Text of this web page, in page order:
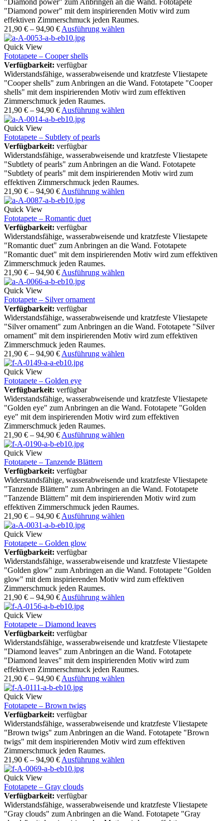
"Diamond power" zum Anbringen an die Wand. Fototapete
"Diamond power" mit dem inspirierenden Motiv wird zum
effektiven Zimmerschmuck jeden Raumes.
21,90 € – 94,90 € Ausführung wählen
Quick View
Fototapete – Cooper shells
Verfügbarkeit: verfügbar
Widerstandsfähige, wasserabweisende und kratzfeste Vliestapete
"Cooper shells" zum Anbringen an die Wand. Fototapete "Cooper
shells" mit dem inspirierenden Motiv wird zum effektiven
Zimmerschmuck jeden Raumes.
21,90 € – 94,90 € Ausführung wählen
Quick View
Fototapete – Subtlety of pearls
Verfügbarkeit: verfügbar
Widerstandsfähige, wasserabweisende und kratzfeste Vliestapete
"Subtlety of pearls" zum Anbringen an die Wand. Fototapete
"Subtlety of pearls" mit dem inspirierenden Motiv wird zum
effektiven Zimmerschmuck jeden Raumes.
21,90 € – 94,90 € Ausführung wählen
Quick View
Fototapete – Romantic duet
Verfügbarkeit: verfügbar
Widerstandsfähige, wasserabweisende und kratzfeste Vliestapete
"Romantic duet" zum Anbringen an die Wand. Fototapete
"Romantic duet" mit dem inspirierenden Motiv wird zum effektiven
Zimmerschmuck jeden Raumes.
21,90 € – 94,90 € Ausführung wählen
Quick View
Fototapete – Silver ornament
Verfügbarkeit: verfügbar
Widerstandsfähige, wasserabweisende und kratzfeste Vliestapete
"Silver ornament" zum Anbringen an die Wand. Fototapete "Silver
ornament" mit dem inspirierenden Motiv wird zum effektiven
Zimmerschmuck jeden Raumes.
21,90 € – 94,90 € Ausführung wählen
Quick View
Fototapete – Golden eye
Verfügbarkeit: verfügbar
Widerstandsfähige, wasserabweisende und kratzfeste Vliestapete
"Golden eye" zum Anbringen an die Wand. Fototapete "Golden
eye" mit dem inspirierenden Motiv wird zum effektiven
Zimmerschmuck jeden Raumes.
21,90 € – 94,90 € Ausführung wählen
Quick View
Fototapete – Tanzende Blättern
Verfügbarkeit: verfügbar
Widerstandsfähige, wasserabweisende und kratzfeste Vliestapete
"Tanzende Blättern" zum Anbringen an die Wand. Fototapete
"Tanzende Blättern" mit dem inspirierenden Motiv wird zum
effektiven Zimmerschmuck jeden Raumes.
21,90 € – 94,90 € Ausführung wählen
Quick View
Fototapete – Golden glow
Verfügbarkeit: verfügbar
Widerstandsfähige, wasserabweisende und kratzfeste Vliestapete
"Golden glow" zum Anbringen an die Wand. Fototapete "Golden
glow" mit dem inspirierenden Motiv wird zum effektiven
Zimmerschmuck jeden Raumes.
21,90 € – 94,90 € Ausführung wählen
Quick View
Fototapete – Diamond leaves
Verfügbarkeit: verfügbar
Widerstandsfähige, wasserabweisende und kratzfeste Vliestapete
"Diamond leaves" zum Anbringen an die Wand. Fototapete
"Diamond leaves" mit dem inspirierenden Motiv wird zum
effektiven Zimmerschmuck jeden Raumes.
21,90 € – 94,90 € Ausführung wählen
Quick View
Fototapete – Brown twigs
Verfügbarkeit: verfügbar
Widerstandsfähige, wasserabweisende und kratzfeste Vliestapete
"Brown twigs" zum Anbringen an die Wand. Fototapete "Brown
twigs" mit dem inspirierenden Motiv wird zum effektiven
Zimmerschmuck jeden Raumes.
21,90 € – 94,90 € Ausführung wählen
Quick View
Fototapete – Gray clouds
Verfügbarkeit: verfügbar
Widerstandsfähige, wasserabweisende und kratzfeste Vliestapete
"Gray clouds" zum Anbringen an die Wand. Fototapete "Gray